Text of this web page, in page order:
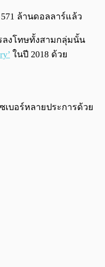
0:00
ล้านดอลลาร์แล้ว
ลงโทษทั้งสามกลุ่มนั้น
ในปี 2018 ด้วย
บอร์หลายประการด้วย